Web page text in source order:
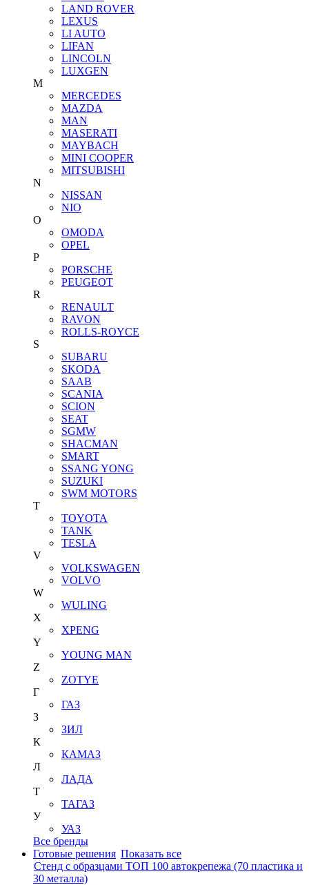
LAND ROVER
LEXUS
LI AUTO
LIFAN
LINCOLN
LUXGEN
M
MERCEDES
MAZDA
MAN
MASERATI
MAYBACH
MINI COOPER
MITSUBISHI
N
NISSAN
NIO
O
OMODA
OPEL
P
PORSCHE
PEUGEOT
R
RENAULT
RAVON
ROLLS-ROYCE
S
SUBARU
SKODA
SAAB
SCANIA
SCION
SEAT
SGMW
SHACMAN
SMART
SSANG YONG
SUZUKI
SWM MOTORS
T
TOYOTA
TANK
TESLA
V
VOLKSWAGEN
VOLVO
W
WULING
X
XPENG
Y
YOUNG MAN
Z
ZOTYE
Г
ГАЗ
З
ЗИЛ
К
КАМАЗ
Л
ЛАДА
Т
ТАГАЗ
У
УАЗ
Все бренды
Готовые решения Показать все
Стенд с образцами ТОП 100 автокрепежа (70 пластика и
30 металла)